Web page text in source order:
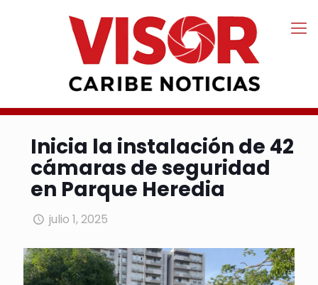
Inicia la instalación de 42
cámaras de seguridad
en Parque Heredia
julio 1, 2025